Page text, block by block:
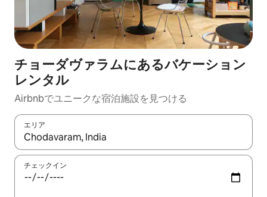
チョーダヴァラムにあるバケーション
レンタル
Airbnbでユニークな宿泊施設を見つける
エリア
検索結果が表示されたら、上下の矢印キーを使って移動するか
チェックイン